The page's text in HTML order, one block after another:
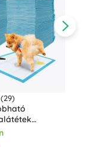
(29)
60×60 cm, 100